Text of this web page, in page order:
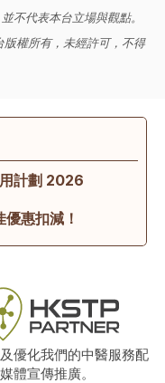
計劃 2026
惠扣減！
不代表本台立場與觀點。
權所有，未經許可，不得
優化我們的中醫服務配
體宣傳推廣。